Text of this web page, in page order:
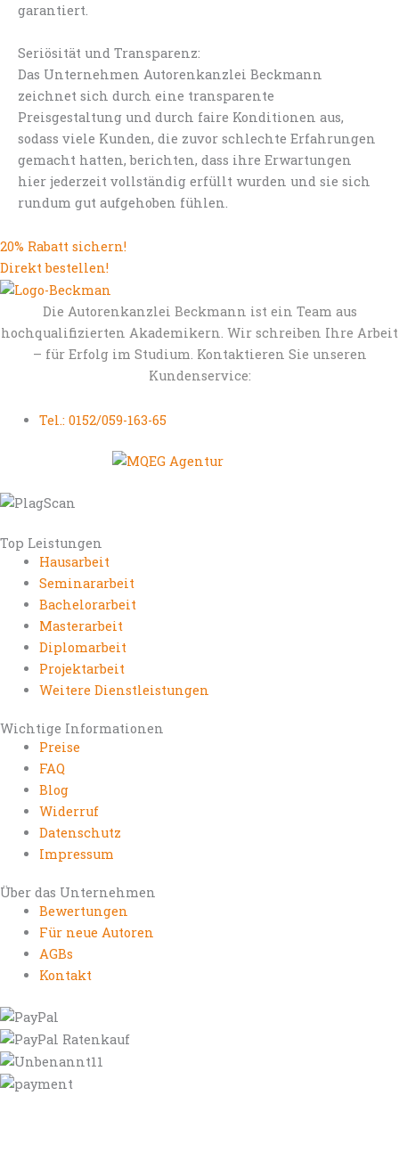
garantiert.
Seriösität und Transparenz:
Das Unternehmen Autorenkanzlei Beckmann
zeichnet sich durch eine transparente
Preisgestaltung und durch faire Konditionen aus,
sodass viele Kunden, die zuvor schlechte Erfahrungen
gemacht hatten, berichten, dass ihre Erwartungen
hier jederzeit vollständig erfüllt wurden und sie sich
rundum gut aufgehoben fühlen.
20% Rabatt sichern!
Direkt bestellen!
Die Autorenkanzlei Beckmann ist ein Team aus
hochqualifizierten Akademikern. Wir schreiben Ihre Arbeit
– für Erfolg im Studium. Kontaktieren Sie unseren
Kundenservice:
Tel.: 0152/059-163-65
Top Leistungen
Hausarbeit
Seminararbeit
Bachelorarbeit
Masterarbeit
Diplomarbeit
Projektarbeit
Weitere Dienstleistungen
Wichtige Informationen
Preise
FAQ
Blog
Widerruf
Datenschutz
Impressum
Über das Unternehmen
Bewertungen
Für neue Autoren
AGBs
Kontakt